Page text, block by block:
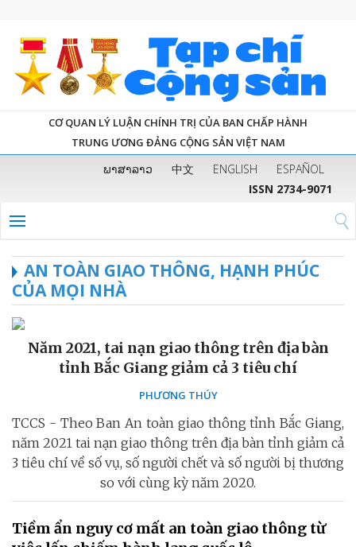
CƠ QUAN LÝ LUẬN CHÍNH TRỊ CỦA BAN CHẤP HÀNH
TRUNG ƯƠNG ĐẢNG CỘNG SẢN VIỆT NAM
ພາສາລາວ 中文 ENGLISH
ESPAÑOL
ISSN 2734-9071
AN TOÀN GIAO THÔNG, HẠNH PHÚC
CỦA MỌI NHÀ
Năm 2021, tai nạn giao thông trên địa bàn
tỉnh Bắc Giang giảm cả 3 tiêu chí
PHƯƠNG THÚY
TCCS - Theo Ban An toàn giao thông tỉnh Bắc Giang,
năm 2021 tai nạn giao thông trên địa bàn tỉnh giảm cả
3 tiêu chí về số vụ, số người chết và số người bị thương
so với cùng kỳ năm 2020.
Tiềm ẩn nguy cơ mất an toàn giao thông từ